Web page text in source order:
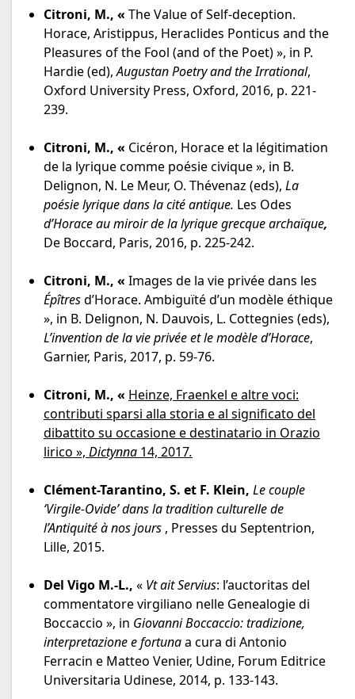
Citroni, M., « The Value of Self-deception.
Horace, Aristippus, Heraclides Ponticus and the
Pleasures of the Fool (and of the Poet) », in P.
Hardie (ed),Augustan Poetry and the Irrational,
Oxford University Press, Oxford, 2016, p. 221-
239.
Citroni, M., « Cicéron, Horace et la légitimation
de la lyrique comme poésie civique », in B.
Delignon, N. Le Meur, O. Thévenaz (eds), La
poésie lyrique dans la cité antique. Les Odes
d’Horace au miroir de la lyrique grecque archaïque,
De Boccard, Paris, 2016, p. 225-242.
Citroni, M., « Images de la vie privée dans les
Épîtresd’Horace. Ambiguïté d’un modèle éthique
», in B. Delignon, N. Dauvois, L. Cottegnies (eds),
L’invention de la vie privée et le modèle d’Horace,
Garnier, Paris, 2017, p. 59-76.
Citroni, M., « Heinze, Fraenkel e altre voci:
contributi sparsi alla storia e al significato del
dibattito su occasione e destinatario in Orazio
lirico », Dictynna 14, 2017.
Clément-Tarantino, S. et F. Klein, Le couple
‘Virgile-Ovide’ dans la tradition culturelle de
l’Antiquité à nos jours , Presses du Septentrion,
Lille, 2015.
Del Vigo M.-L., « Vt ait Servius: l’auctoritas del
commentatore virgiliano nelle Genealogie di
Boccaccio », in Giovanni Boccaccio: tradizione,
interpretazione e fortunaa cura di Antonio
Ferracin e Matteo Venier, Udine, Forum Editrice
Universitaria Udinese, 2014, p. 133-143.